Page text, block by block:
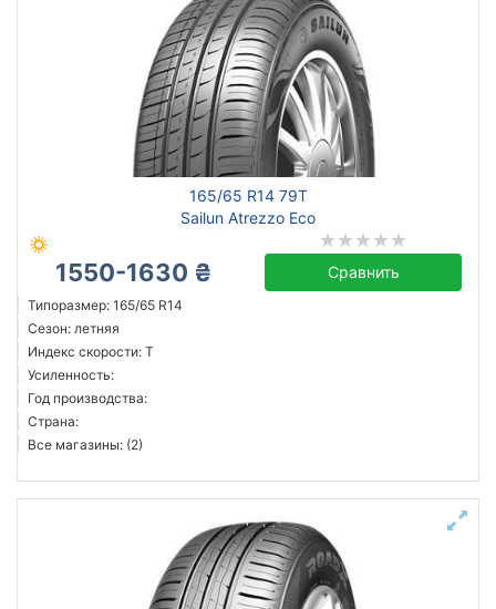
165/65 R14 79T
Sailun Atrezzo Eco
1550-1630 ₴ Сравнить
Типоразмер: 165/65 R14
Сезон: летняя
Индекс скорости: T
Усиленность:
Год производства:
Страна:
Все магазины: (2)